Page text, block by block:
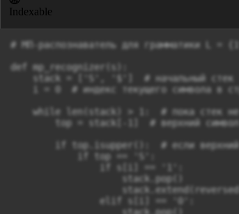
Indexable
# МП-распознаватель для грамматики L
def mp_recognizer(s):
    stack = ['S', '$']  # начальный стек
i = 0  # индекс текущего символа в
while len(stack) > 1:  # пока стек
top = stack[-1]  # верхний
if top.isupper():  # если
            if top == 'S':
                if s[i] == '1':
                    stack.pop()
                elif s[i] == '0':